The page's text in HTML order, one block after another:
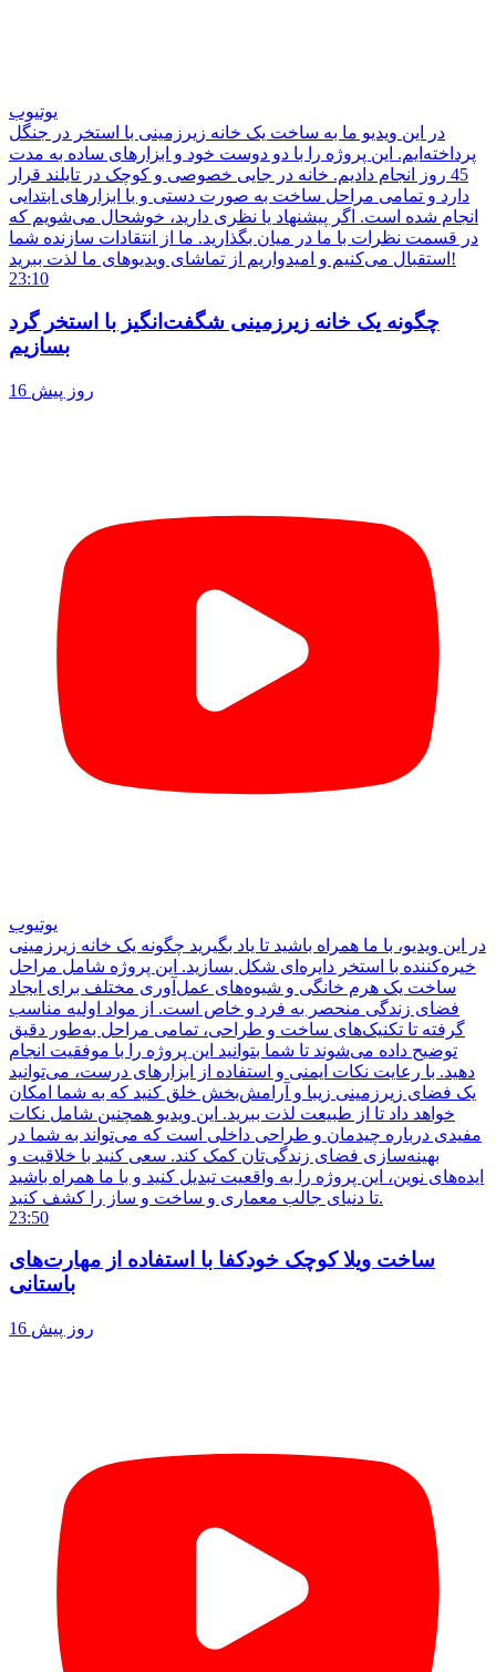
یوتیوب
در این ویدیو ما به ساخت یک خانه زیرزمینی با استخر در جنگل
پرداخته‌ایم. این پروژه را با دو دوست خود و ابزارهای ساده به مدت
45 روز انجام دادیم. خانه در جایی خصوصی و کوچک در تایلند قرار
دارد و تمامی مراحل ساخت به صورت دستی و با ابزارهای ابتدایی
انجام شده است. اگر پیشنهاد یا نظری دارید، خوشحال می‌شویم که
در قسمت نظرات با ما در میان بگذارید. ما از انتقادات سازنده شما
استقبال می‌کنیم و امیدواریم از تماشای ویدیوهای ما لذت ببرید!
23:10
چگونه یک خانه زیرزمینی شگفت‌انگیز با استخر گرد
بسازیم
16 روز پیش
یوتیوب
در این ویدیو، با ما همراه باشید تا یاد بگیرید چگونه یک خانه زیرزمینی
خیره‌کننده با استخر دایره‌ای شکل بسازید. این پروژه شامل مراحل
ساخت یک هرم خانگی و شیوه‌های عمل‌آوری مختلف برای ایجاد
فضای زندگی منحصر به فرد و خاص است. از مواد اولیه مناسب
گرفته تا تکنیک‌های ساخت و طراحی، تمامی مراحل به‌طور دقیق
توضیح داده می‌شوند تا شما بتوانید این پروژه را با موفقیت انجام
دهید. با رعایت نکات ایمنی و استفاده از ابزارهای درست، می‌توانید
یک فضای زیرزمینی زیبا و آرامش‌بخش خلق کنید که به شما امکان
خواهد داد تا از طبیعت لذت ببرید. این ویدیو همچنین شامل نکات
مفیدی درباره چیدمان و طراحی داخلی است که می‌تواند به شما در
بهینه‌سازی فضای زندگی‌تان کمک کند. سعی کنید با خلاقیت و
ایده‌های نوین، این پروژه را به واقعیت تبدیل کنید و با ما همراه باشید
تا دنیای جالب معماری و ساخت و ساز را کشف کنید.
23:50
ساخت ویلا کوچک خودکفا با استفاده از مهارت‌های
باستانی
16 روز پیش